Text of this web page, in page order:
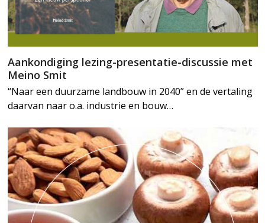
Aankondiging lezing-presentatie-discussie met
Meino Smit
“Naar een duurzame landbouw in 2040” en de vertaling
daarvan naar o.a. industrie en bouw…